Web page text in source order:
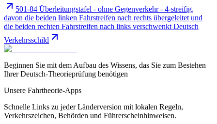
501-84 Überleitungstafel - ohne Gegenverkehr - 4-streifig,
davon die beiden linken Fahrstreifen nach rechts übergeleitet und
die beiden rechten Fahrstreifen nach links verschwenkt Deutsch
Verkehrsschild
Beginnen Sie mit dem Aufbau des Wissens, das Sie zum Bestehen
Ihrer Deutsch-Theorieprüfung benötigen
Unsere Fahrtheorie-Apps
Schnelle Links zu jeder Länderversion mit lokalen Regeln,
Verkehrszeichen, Behörden und Führerscheinhinweisen.